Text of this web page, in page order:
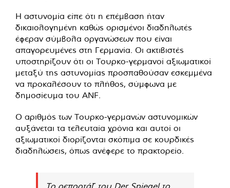
Η αστυνομία είπε ότι η επέμβαση ήταν
δικαιολογημένη καθώς ορισμένοι διαδηλωτές
έφεραν σύμβολα οργανώσεων που είναι
απαγορευμένες στη Γερμανία. Οι ακτιβιστές
υποστηρίζουν ότι οι Τουρκο-γερμανοί αξιωματικοί
μεταξύ της αστυνομίας προσπαθούσαν εσκεμμένα
να προκαλέσουν το πλήθος, σύμφωνα με
δημοσίευμα του ANF.
Ο αριθμός των Τουρκο-γερμανών αστυνομικών
αυξάνεται τα τελευταία χρόνια και αυτοί οι
αξιωματικοί διορίζονται σκόπιμα σε κουρδικές
διαδηλώσεις, όπως ανέφερε το πρακτορείο.
Το ρεπορτάζ του Der Spiegel το